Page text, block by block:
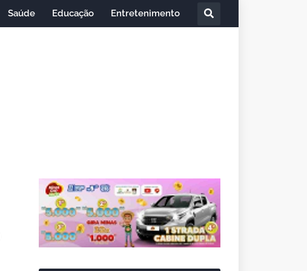
Saúde Educação Entretenimento